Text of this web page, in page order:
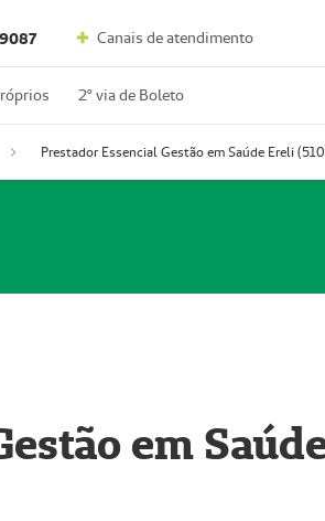
Canais de atendimento
2º via de Boleto
em